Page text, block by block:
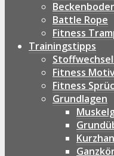
Battle Rope
Fitness
Trainingstipps
Fitness
Fitness
Grundlagen